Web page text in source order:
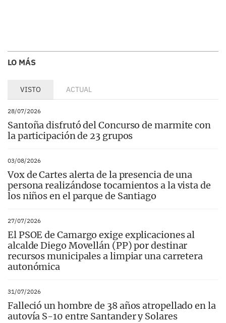
LO MÁS
VISTO ACTUAL
28/07/2026
Santoña disfrutó del Concurso de marmite con
la participación de 23 grupos
03/08/2026
Vox de Cartes alerta de la presencia de una
persona realizándose tocamientos a la vista de
los niños en el parque de Santiago
27/07/2026
El PSOE de Camargo exige explicaciones al
alcalde Diego Movellán (PP) por destinar
recursos municipales a limpiar una carretera
autonómica
31/07/2026
Falleció un hombre de 38 años atropellado en la
autovía S-10 entre Santander y Solares